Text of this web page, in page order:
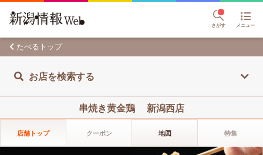
さがす メニュー
たべるトップ
お店を検索する
串焼き黄金鶏 新潟西店
店舗トップ クーポン 地図 特集